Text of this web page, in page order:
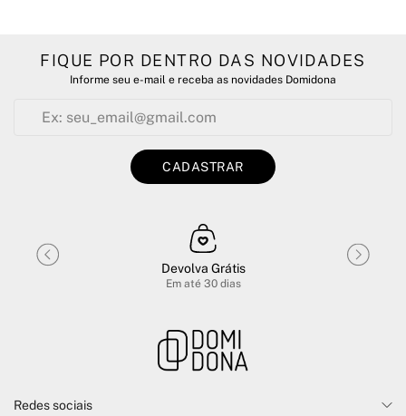
FIQUE POR DENTRO DAS NOVIDADES
Informe seu e-mail e receba as novidades Domidona
CADASTRAR
Devolva Grátis
Em até 30 dias
Redes sociais